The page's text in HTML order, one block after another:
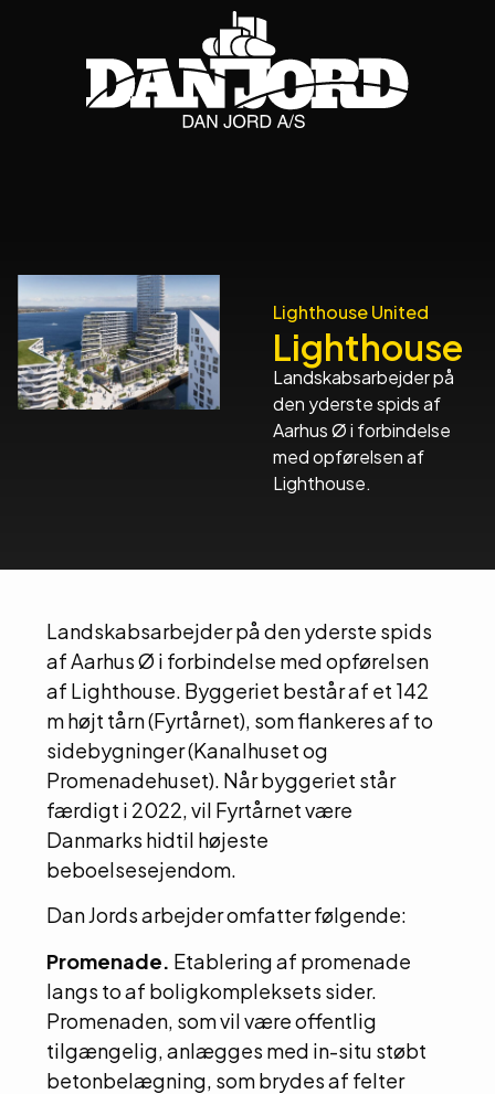
Lighthouse United
Lighthouse
Landskabsarbejder på
den yderste spids af
Aarhus Ø i forbindelse
med opførelsen af
Lighthouse.
Landskabsarbejder på den yderste spids
af Aarhus Ø i forbindelse med opførelsen
af Lighthouse. Byggeriet består af et 142
m højt tårn (Fyrtårnet), som flankeres af to
sidebygninger (Kanalhuset og
Promenadehuset). Når byggeriet står
færdigt i 2022, vil Fyrtårnet være
Danmarks hidtil højeste
beboelsesejendom.
Dan Jords arbejder omfatter følgende:
Promenade. Etablering af promenade
langs to af boligkompleksets sider.
Promenaden, som vil være offentlig
tilgængelig, anlægges med in-situ støbt
betonbelægning, som brydes af felter